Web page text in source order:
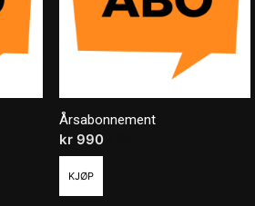
Årsabonnement
kr990
KJØP